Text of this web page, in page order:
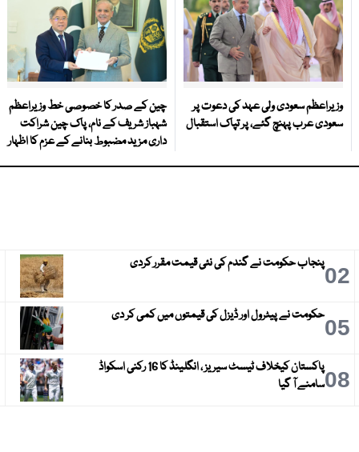
وزیراعظم سعودی ولی عہد کی دعوت پر
سعودی عرب پہنچ گئے، پر تپاک استقبال
چین کے صدر کا خصوصی خط وزیراعظم
شہباز شریف کے نام، پاک چین شراکت
داری مزید مضبوط بنانے کے عزم کا اظہار
02پنجاب حکومت نے گندم کی نئی قیمت مقرر کردی
05حکومت نے پیٹرول اور ڈیزل کی قیمتوں میں کمی کر دی
08
پاکستان کیخلاف ٹیسٹ سیریز ، انگلینڈ کا 16 رکنی اسکواڈ
سامنے آ گیا